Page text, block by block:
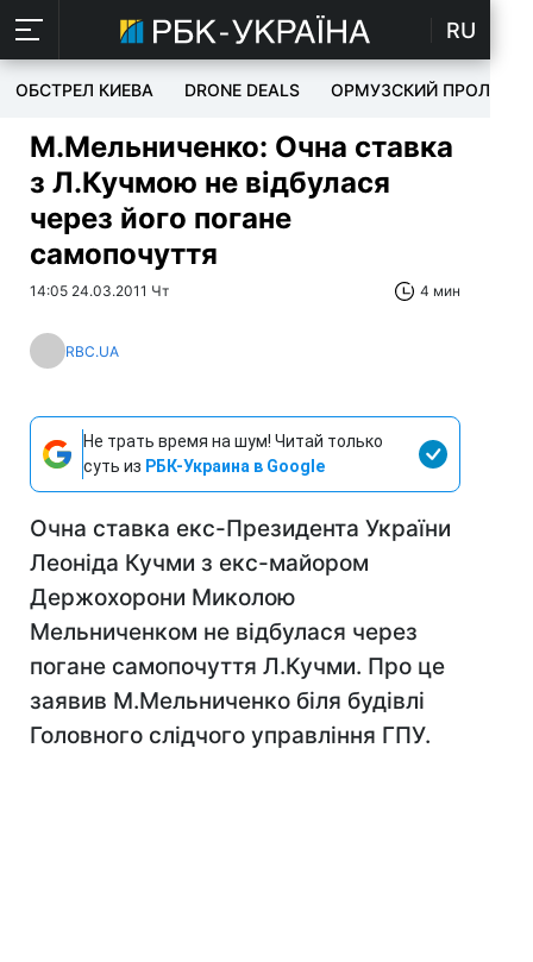
RU
ОБСТРЕЛ КИЕВА DRONE DEALS ОРМУЗСКИЙ ПРОЛИВ
М.Мельниченко: Очна ставка
з Л.Кучмою не відбулася
через його погане
самопочуття
14:05 24.03.2011 Чт 4 мин
RBC.UA
Не трать время на шум! Читай только
суть из РБК-Украина в Google
Очна ставка екс-Президента України
Леоніда Кучми з екс-майором
Держохорони Миколою
Мельниченком не відбулася через
погане самопочуття Л.Кучми. Про це
заявив М.Мельниченко біля будівлі
Головного слідчого управління ГПУ.